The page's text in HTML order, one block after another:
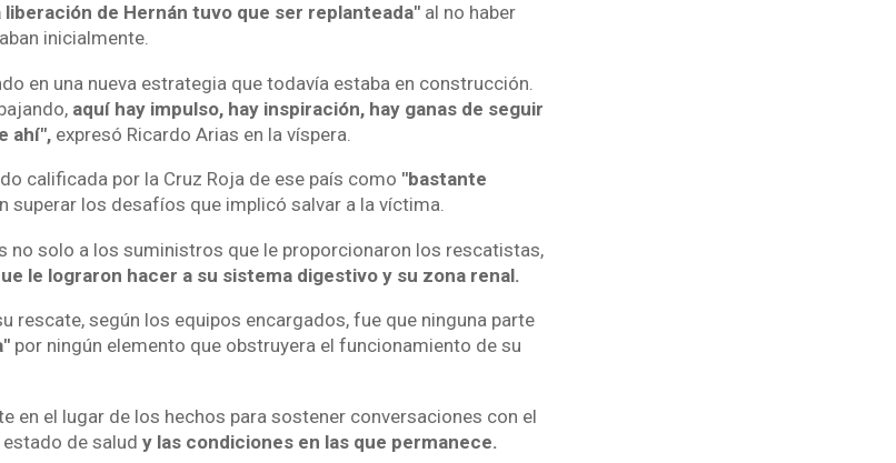
de Hernán tuvo que ser replanteada"al no haber
inicialmente.
en una nueva estrategia que todavía estaba en construcción.
aquí hay impulso, hay inspiración, hay ganas de seguir
ahí",expresó Ricardo Arias en la víspera.
calificada por la Cruz Roja de ese país como "bastante
superar los desafíos que implicó salvar a la víctima.
no solo a los suministros que le proporcionaron los rescatistas,
le lograron hacer a su sistema digestivo y su zona renal.
rescate, según los equipos encargados, fue que ninguna parte
por ningún elemento que obstruyera el funcionamiento de su
en el lugar de los hechos para sostener conversaciones con el
de salud y las condiciones en las que permanece.